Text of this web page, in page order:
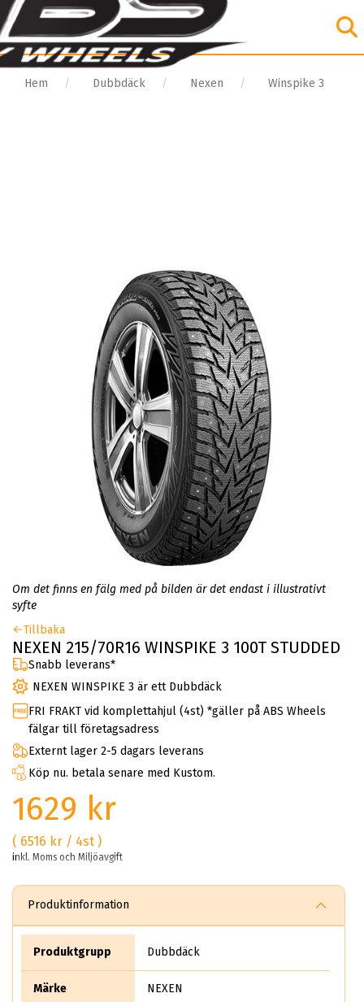
Hem Dubbdäck Nexen Winspike 3
Om det finns en fälg med på bilden är det endast i illustrativt
syfte
Tillbaka
NEXEN 215/70R16 WINSPIKE 3 100T STUDDED
Snabb leverans*
NEXEN WINSPIKE 3 är ett Dubbdäck
FRI FRAKT vid komplettahjul (4st) *gäller på ABS Wheels
fälgar till företagsadress
Externt lager 2-5 dagars leverans
Köp nu. betala senare med Kustom.
1629 kr
( 6516 kr / 4st )
inkl. Moms och Miljöavgift
Produktinformation
Produktgrupp Dubbdäck
Märke NEXEN